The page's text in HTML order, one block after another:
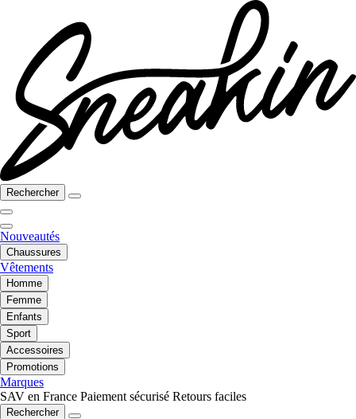
Rechercher
Nouveautés
Chaussures
Vêtements
Homme
Femme
Enfants
Sport
Accessoires
Promotions
Marques
SAV en France Paiement sécurisé Retours faciles
Rechercher